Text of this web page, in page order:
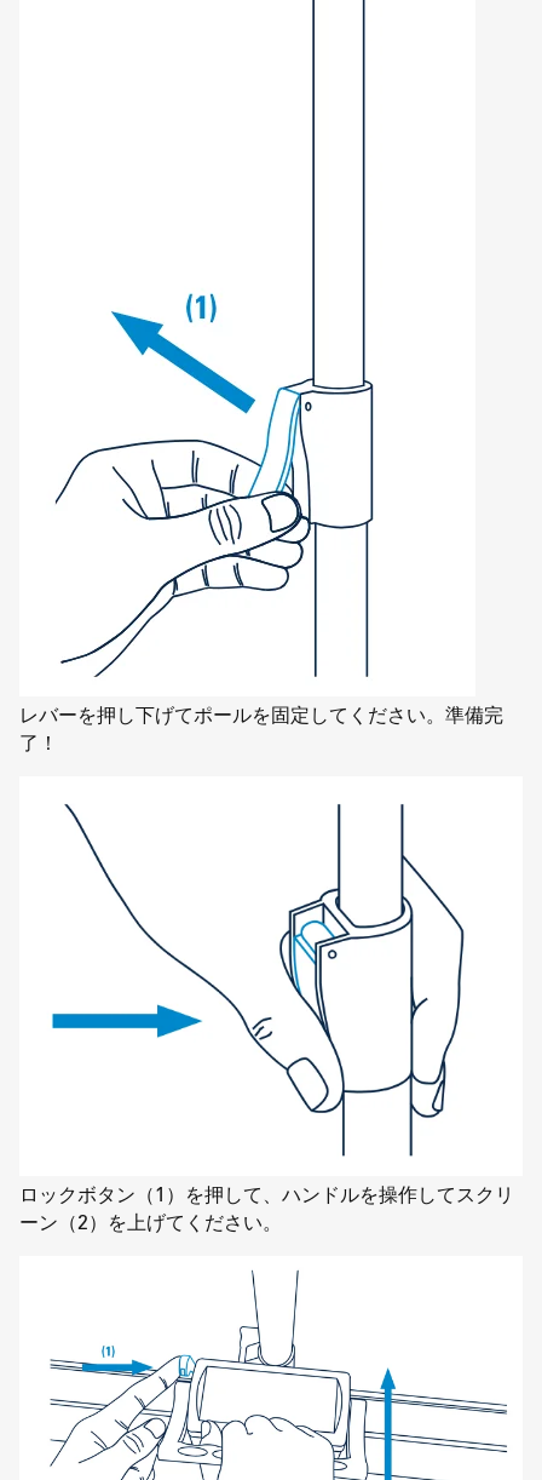
レバーを押し下げてポールを固定してください。準備完
了！
ロックボタン（1）を押して、ハンドルを操作してスクリ
ーン（2）を上げてください。